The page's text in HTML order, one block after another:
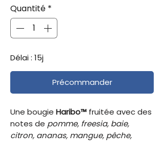
Quantité *
Délai : 15j
Précommander
Une bougie Haribo™ fruitée avec des
notes de pomme, freesia, baie,
citron, ananas, mangue, pêche,